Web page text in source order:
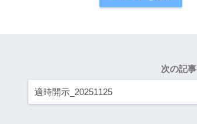
次の記事
適時開示_20251125